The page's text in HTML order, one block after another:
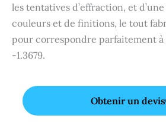
les tentatives d’effraction, et
couleurs et de finitions, le tout
pour correspondre parfaitement
-1.3679.
Obtenir un devis